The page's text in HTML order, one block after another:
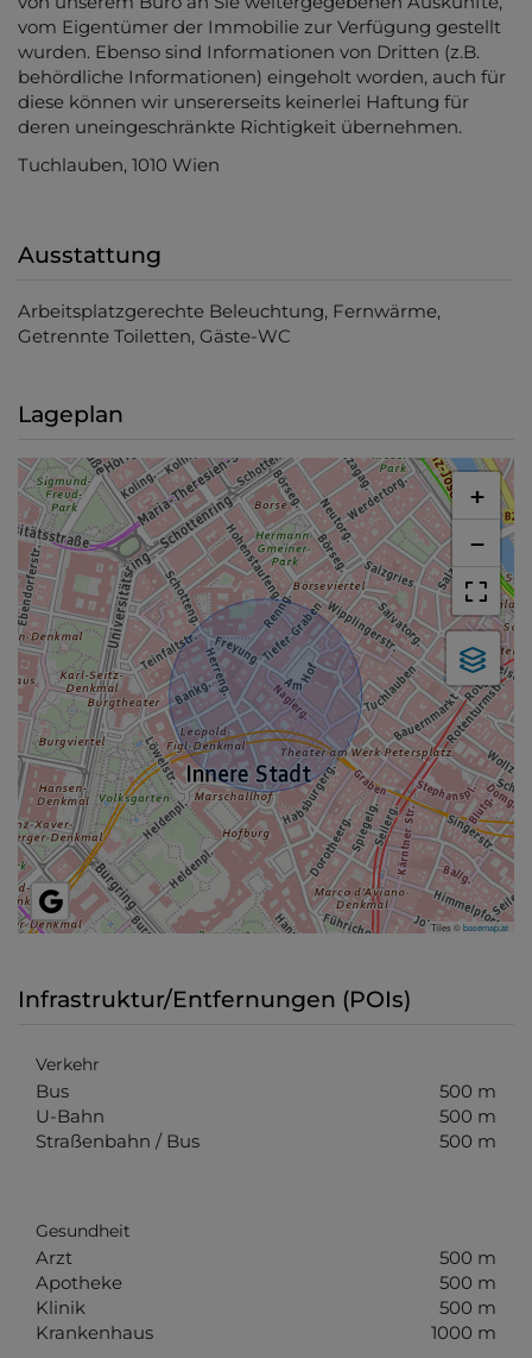
vom Eigentümer der Immobilie zur Verfügung gestellt
wurden. Ebenso sind Informationen von Dritten (z.B.
behördliche Informationen) eingeholt worden, auch für
diese können wir unsererseits keinerlei Haftung für
deren uneingeschränkte Richtigkeit übernehmen.
Tuchlauben, 1010 Wien
Ausstattung
Arbeitsplatzgerechte Beleuchtung Fernwärme
Getrennte Toiletten Gäste-WC
Lageplan
+
−
Tiles ©basemap.at
Infrastruktur/Entfernungen (POIs)
Verkehr
Bus
500 m
U-Bahn
500 m
Straßenbahn / Bus
500 m
Gesundheit
Arzt
500 m
Apotheke
500 m
Klinik
500 m
Krankenhaus
1000 m